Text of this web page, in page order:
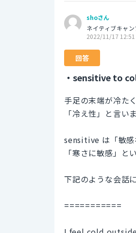
shoさん
ネイティブキャ
2022/11/17 12:51
回答
・sensitive to
手足の末端が冷た
「冷え性」と言い
sensitive は「敏感
「寒さに敏感」と
下記のような会話
===========